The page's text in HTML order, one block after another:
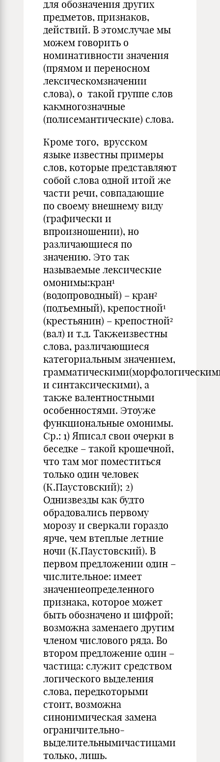
для обозначения других
предметов, признаков,
действий. В этомслучае мы
можем говорить о
номинативности значения
(прямом и переносном
лексическомзначении
слова), о такой группе слов
какмногозначные
(полисемантические) слова.
Кроме того, врусском
языке известны примеры
слов, которые представляют
собой слова одной итой же
части речи, совпадающие
по своему внешнему виду
(графически и
впроизношении), но
различающиеся по
значению. Это так
называемые лексические
омонимы:кран¹
(водопроводный) – кран²
(подъемный), крепостной¹
(крестьянин) – крепостной²
(вал) и т.д. Такжеизвестны
слова, различающиеся
категориальным значением,
и синтаксическими), а
также валентностными
особенностями. Этоуже
функциональные омонимы.
Ср.: 1) Яписал свои очерки в
беседке – такой крошечной,
что там мог поместиться
только один человек
(К.Паустовский); 2)
Однизвезды как будто
обрадовались первому
морозу и сверкали гораздо
ярче, чем втеплые летние
ночи (К.Паустовский). В
первом предложении один –
числительное: имеет
значениеопределенного
признака, которое может
быть обозначено и цифрой;
возможна заменаего другим
членом числового ряда. Во
втором предложение один –
частица: служит средством
логического выделения
слова, передкоторыми
стоит, возможна
синонимическая замена
ограничительно-
выделительнымичастицами
только, лишь.